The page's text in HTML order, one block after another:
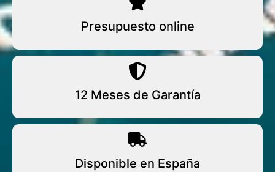
Presupuesto online
12 Meses de Garantía
Disponible en España